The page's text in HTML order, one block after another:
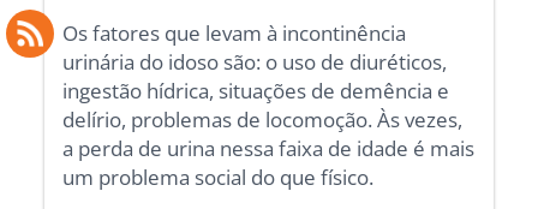
Os fatores que levam à incontinência
urinária do idoso são: o uso de diuréticos,
ingestão hídrica, situações de demência e
delírio, problemas de locomoção. Às vezes,
a perda de urina nessa faixa de idade é mais
um problema social do que físico.